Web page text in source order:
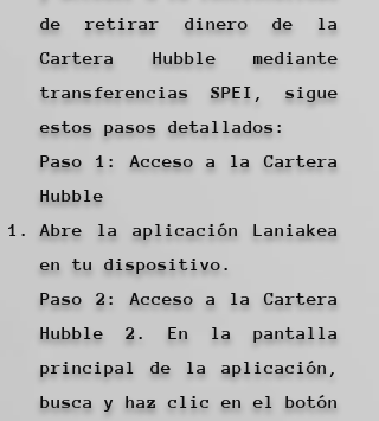
de retirar dinero de la
Cartera Hubble mediante
transferencias SPEI, sigue
estos pasos detallados:
Paso 1: Acceso a la Cartera
Hubble
Abre la aplicación Laniakea
en tu dispositivo.
Paso 2: Acceso a la Cartera
Hubble 2. En la pantalla
principal de la aplicación,
busca y haz clic en el botón